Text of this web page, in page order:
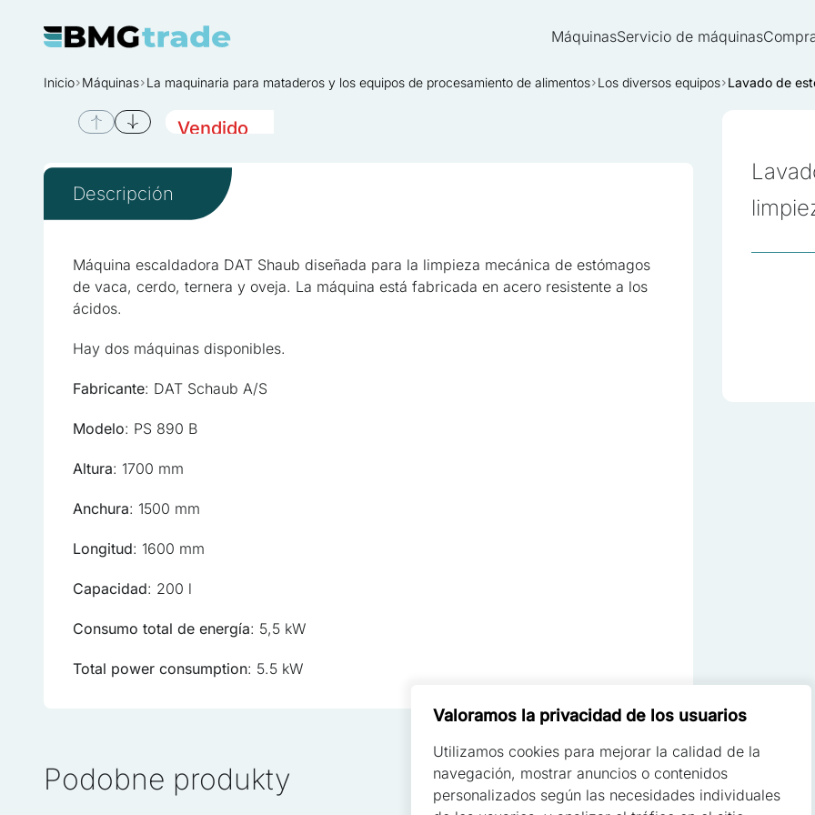
MáquinasServicio de máquinas
Inicio Máquinas La maquinaria para mataderos y los equipos de procesamiento de alimentos Los diversos equipos Lavado de
Vendido
Descripción
Máquina escaldadora DAT Shaub diseñada para la limpieza mecánica de estómagos
de vaca, cerdo, ternera y oveja. La máquina está fabricada en acero resistente a los
ácidos.
Hay dos máquinas disponibles.
Fabricante: DAT Schaub A/S
Modelo: PS 890 B
Altura: 1700 mm
Anchura: 1500 mm
Longitud: 1600 mm
Capacidad: 200 l
Consumo total de energía: 5,5 kW
Total power consumption: 5.5 kW
Podobne produkty
Valoramos la privacidad de los usuarios
Utilizamos cookies para mejorar la calidad de la
navegación, mostrar anuncios o contenidos
personalizados según las necesidades individuales
Esenciales
Las cookies esenciales son cruciales para las funciones básicas del sitio web y el sitio no
sin ellas. Estas cookies no almacenan ningún dato que permita la identificación personal
Las cookies de preferencias permiten que el sitio recuerde información que cambia la
página, por ejemplo, el idioma preferido o la región en la que se encuentra el usuario